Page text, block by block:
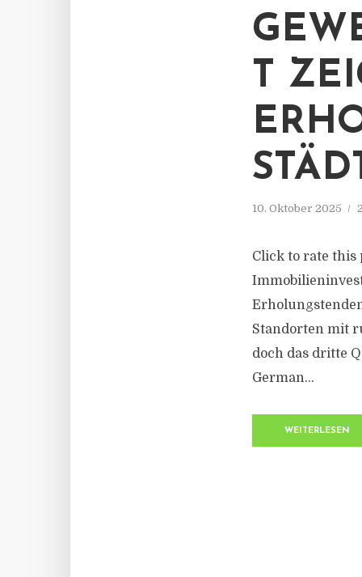
T
10. Oktober 2025
Click to rate this
Standorten mit
doch das dritte
German...
WEITERLESEN